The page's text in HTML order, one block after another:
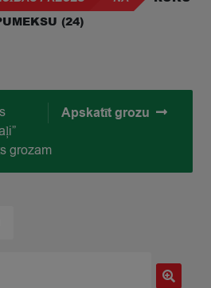
(24)
Apskatīt grozu
grozam